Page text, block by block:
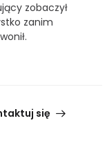
zobaczył
zanim
się